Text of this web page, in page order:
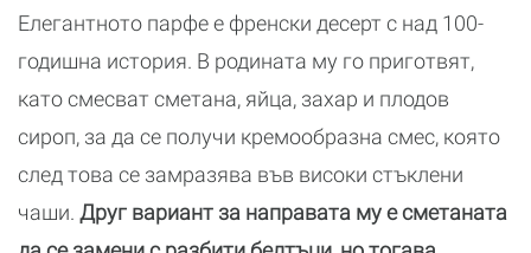
Елегантното парфе е френски десерт с над 100-
годишна история. В родината му го приготвят,
като смесват сметана, яйца, захар и плодов
сироп, за да се получи кремообразна смес, която
след това се замразява във високи стъклени
чаши. Друг вариант за направата му е сметаната